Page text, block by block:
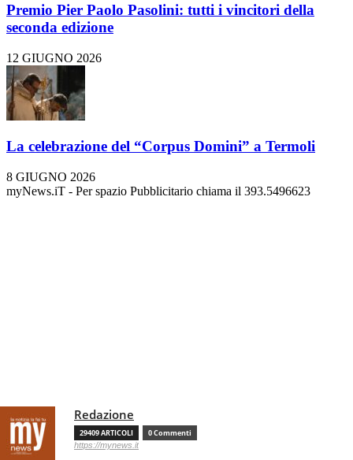
Premio Pier Paolo Pasolini: tutti i vincitori della
seconda edizione
12 GIUGNO 2026
La celebrazione del “Corpus Domini” a Termoli
8 GIUGNO 2026
myNews.iT - Per spazio Pubblicitario chiama il 393.5496623
Redazione
29409 ARTICOLI 0 Commenti
https://mynews.it